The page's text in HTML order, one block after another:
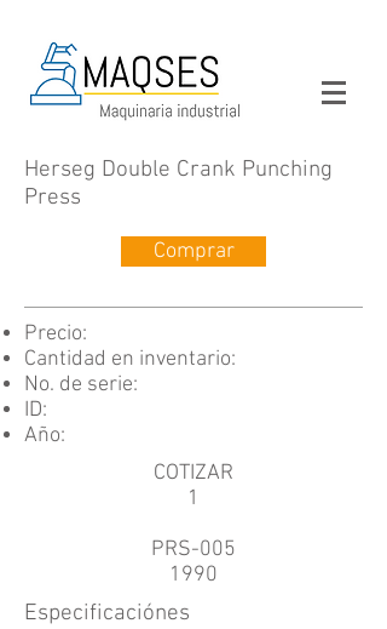
Herseg Double Crank Punching
Press
Comprar
Precio:
Cantidad en inventario:
No. de serie:
ID:
Año:
COTIZAR
1
PRS-005
1990
Especificaciónes